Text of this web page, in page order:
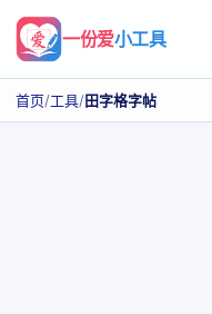
一份爱小工具
首页/工具/田字格字帖